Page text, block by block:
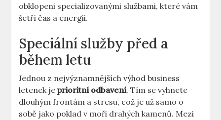
obklopeni specializovanými službami, které vám
šetří čas a energii.
Speciální služby před a
během letu
Jednou z nejvýznamnějších výhod business
letenek jeprioritní odbavení. Tím se vyhnete
dlouhým frontám a stresu, což je už samo o
sobě jako poklad v moři drahých kamenů. Mezi